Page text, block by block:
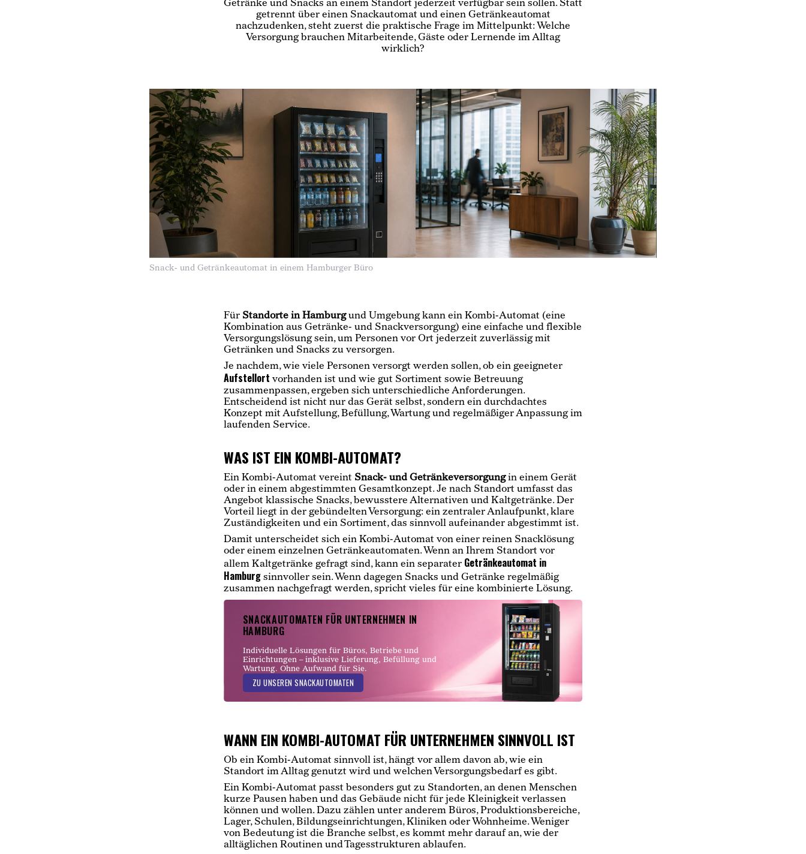
Getränke und Snacks an einem Standort jederzeit verfügbar sein sollen. Statt
getrennt über einen Snackautomat und einen Getränkeautomat
nachzudenken, steht zuerst die praktische Frage im Mittelpunkt: Welche
Versorgung brauchen Mitarbeitende, Gäste oder Lernende im Alltag
wirklich?
Snack- und Getränkeautomat in einem Hamburger Büro
Für Standorte in Hamburgund Umgebung kann ein Kombi-Automat (eine
Kombination aus Getränke- und Snackversorgung) eine einfache und flexible
Versorgungslösung sein, um Personen vor Ort jederzeit zuverlässig mit
Getränken und Snacks zu versorgen.
Je nachdem, wie viele Personen versorgt werden sollen, ob ein geeigneter
Aufstellort vorhanden ist und wie gut Sortiment sowie Betreuung
zusammenpassen, ergeben sich unterschiedliche Anforderungen.
Entscheidend ist nicht nur das Gerät selbst, sondern ein durchdachtes
Konzept mit Aufstellung, Befüllung, Wartung und regelmäßiger Anpassung im
laufenden Service.
WAS IST EIN KOMBI-AUTOMAT?
Ein Kombi-Automat vereint Snack- und Getränkeversorgungin einem Gerät
oder in einem abgestimmten Gesamtkonzept. Je nach Standort umfasst das
Angebot klassische Snacks, bewusstere Alternativen und Kaltgetränke. Der
Vorteil liegt in der gebündelten Versorgung: ein zentraler Anlaufpunkt, klare
Zuständigkeiten und ein Sortiment, das sinnvoll aufeinander abgestimmt ist.
Damit unterscheidet sich ein Kombi-Automat von einer reinen Snacklösung
oder einem einzelnen Getränkeautomaten. Wenn an Ihrem Standort vor
allem Kaltgetränke gefragt sind, kann ein separater Getränkeautomat in
Hamburg sinnvoller sein. Wenn dagegen Snacks und Getränke regelmäßig
zusammen nachgefragt werden, spricht vieles für eine kombinierte Lösung.
SNACKAUTOMATEN FÜR UNTERNEHMEN IN
HAMBURG
Individuelle Lösungen für Büros, Betriebe und
Einrichtungen – inklusive Lieferung, Befüllung und
Wartung. Ohne Aufwand für Sie.
ZU UNSEREN SNACKAUTOMATEN
WANN EIN KOMBI-AUTOMAT FÜR UNTERNEHMEN SINNVOLL IST
Ob ein Kombi-Automat sinnvoll ist, hängt vor allem davon ab, wie ein
Standort im Alltag genutzt wird und welchen Versorgungsbedarf es gibt.
Ein Kombi-Automat passt besonders gut zu Standorten, an denen Menschen
kurze Pausen haben und das Gebäude nicht für jede Kleinigkeit verlassen
können und wollen. Dazu zählen unter anderem Büros, Produktionsbereiche,
Lager, Schulen, Bildungseinrichtungen, Kliniken oder Wohnheime. Weniger
von Bedeutung ist die Branche selbst, es kommt mehr darauf an, wie der
alltäglichen Routinen und Tagesstrukturen ablaufen.